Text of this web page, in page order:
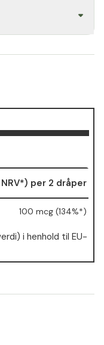
per 2 dråper
100 mcg (134%*)
i henhold til EU-